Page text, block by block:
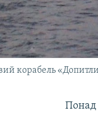
корабель
Понад